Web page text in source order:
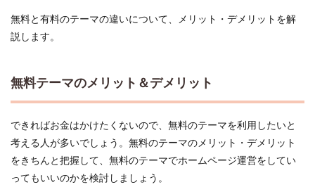
ット
1.2
マの
＆デ
メリ
ット
1.3
初
心者の人
無料と有料のテーマの違いについて、メリット・デメリットを解
説します。
無料テーマのメリット＆デメリット
できればお金はかけたくないので、無料のテーマを利用したいと
考える人が多いでしょう。無料のテーマのメリット・デメリット
をきちんと把握して、無料のテーマでホームページ運営をしてい
ってもいいのかを検討しましょう。